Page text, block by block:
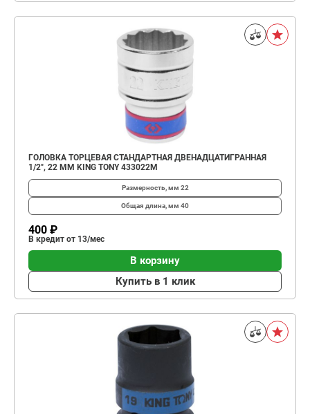
ГОЛОВКА ТОРЦЕВАЯ СТАНДАРТНАЯ ДВЕНАДЦАТИГРАННАЯ
1/2", 22 ММ KING TONY 433022M
Размерность, мм 22
Общая длина, мм 40
400 ₽
В кредит от 13/мес
В корзину
Купить в 1 клик